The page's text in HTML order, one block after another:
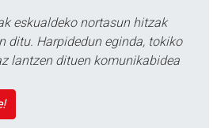
eskualdeko nortasun hitzak
ditu. Harpidedun eginda, tokiko
lantzen dituen komunikabidea